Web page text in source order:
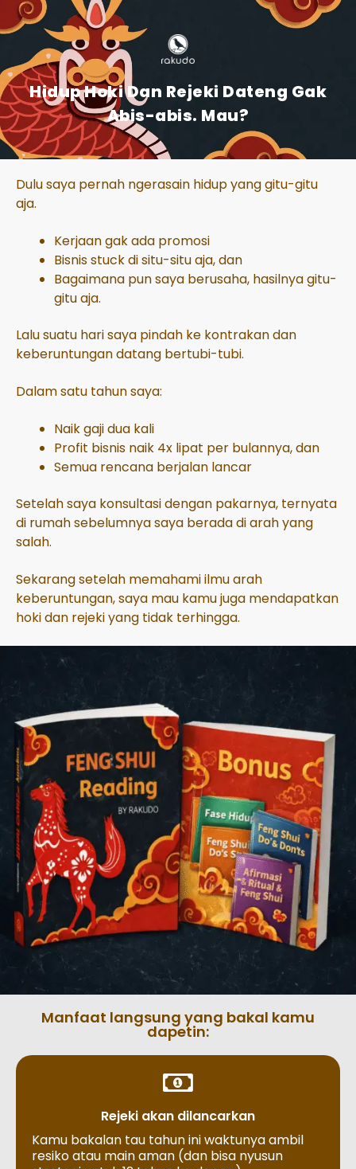
Hidup Hoki Dan Rejeki Dateng Gak
Abis-abis. Mau?
Dulu saya pernah ngerasain hidup yang gitu-gitu
aja.
Kerjaan gak ada promosi
Bisnis stuck di situ-situ aja, dan
Bagaimana pun saya berusaha, hasilnya gitu-
gitu aja.
Lalu suatu hari saya pindah ke kontrakan dan
keberuntungan datang bertubi-tubi.
Dalam satu tahun saya:
Naik gaji dua kali
Profit bisnis naik 4x lipat per bulannya, dan
Semua rencana berjalan lancar
Setelah saya konsultasi dengan pakarnya, ternyata
di rumah sebelumnya saya berada di arah yang
salah.
Sekarang setelah memahami ilmu arah
keberuntungan, saya mau kamu juga mendapatkan
hoki dan rejeki yang tidak terhingga.
Manfaat langsung yang bakal kamu
dapetin:
Rejeki akan dilancarkan
Kamu bakalan tau tahun ini waktunya ambil
resiko atau main aman (dan bisa nyusun